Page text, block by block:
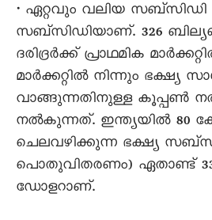
• ഏറ്റവും വലിയ സബ്‌സിഡി
സബ്സിഡിയാണ്. 326
ദരിദ്രർക്ക് പ്രാഥമിക
മാര്‍ക്കറ്റില്‍ നിന്നും ഭക്ഷ്യ
വാങ്ങുന്നതിനുള്ള കൂപ്പൺ
നൽകുന്നത്. ഇന്ത്യയിൽ 80
ചെലവഴിക്കുന്ന ഭക്ഷ്യ
പൊതുവിതരണം) ഏതാണ്ട്
ഡോളറാണ്.